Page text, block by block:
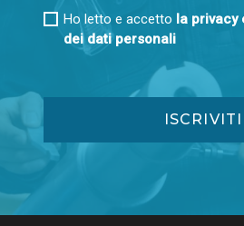
Ho letto e accetto la privacy
dei dati personali